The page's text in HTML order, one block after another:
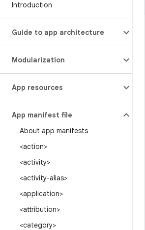
Introduction
Guide to app architecture
Modularization
App resources
App manifest file
About app manifests
<action>
<activity>
<activity-alias>
<application>
<attribution>
<category>